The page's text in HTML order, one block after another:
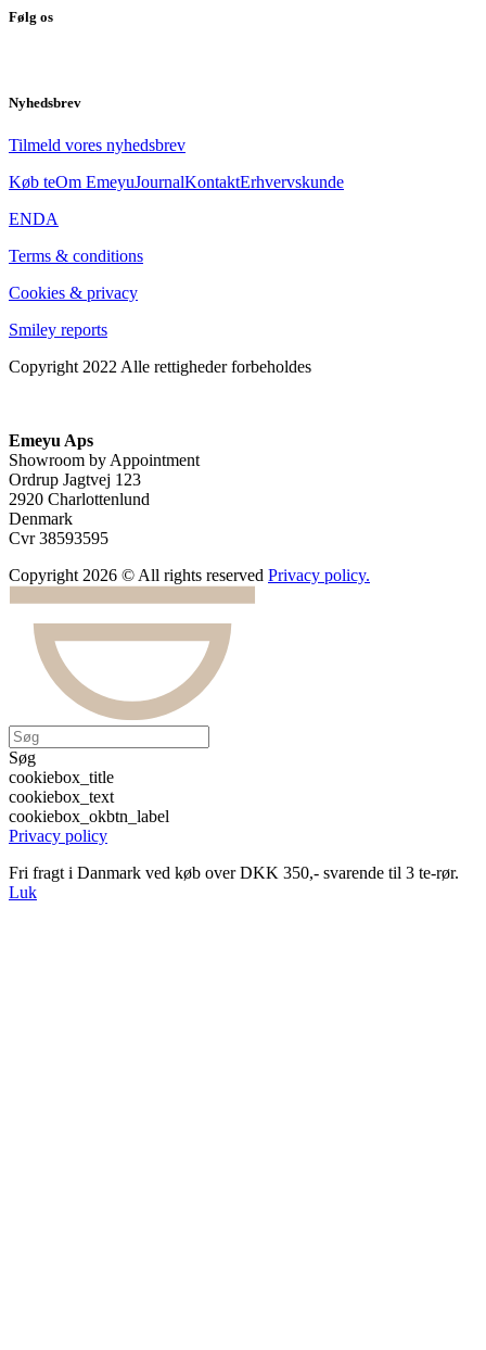
Følg os
Nyhedsbrev
Tilmeld vores nyhedsbrev
Køb teOm EmeyuJournalKontaktErhvervskunde
ENDA
Terms & conditions
Cookies & privacy
Smiley reports
Copyright 2022 Alle rettigheder forbeholdes
Emeyu Aps
Showroom by Appointment
Ordrup Jagtvej 123
2920 Charlottenlund
Denmark
Cvr 38593595
Copyright 2026 © All rights reserved Privacy policy.
Søg
cookiebox_title
cookiebox_text
cookiebox_okbtn_label
Privacy policy
Fri fragt i Danmark ved køb over DKK 350,- svarende til 3 te-rør.
Luk